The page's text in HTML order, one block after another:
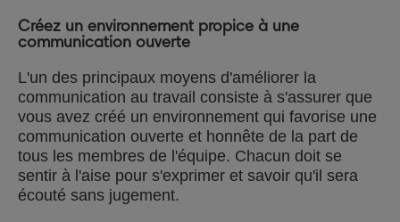
Créez un environnement propice à une
communication ouverte
L'un des principaux moyens d'améliorer la
communication au travail consiste à s'assurer que
vous avez créé un environnement qui favorise une
communication ouverte et honnête de la part de
tous les membres de l'équipe. Chacun doit se
sentir à l'aise pour s'exprimer et savoir qu'il sera
écouté sans jugement.